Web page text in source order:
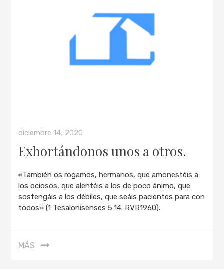
diciembre 14, 2020
Exhortándonos unos a otros.
«También os rogamos, hermanos, que amonestéis a
los ociosos, que alentéis a los de poco ánimo, que
sostengáis a los débiles, que seáis pacientes para con
todos» (1 Tesalonisenses 5:14. RVR1960).
MÁS